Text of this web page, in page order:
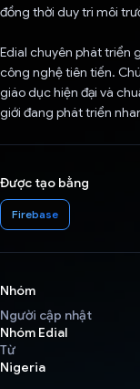
đồng thời duy trì môi
Edial chuyên phát triển
công nghệ tiên tiến.
giáo dục hiện đại và
giới đang phát triển
Được tạo bằng
Firebase
Nhóm
Người cập nhật
Nhóm Edial
Từ
Nigeria